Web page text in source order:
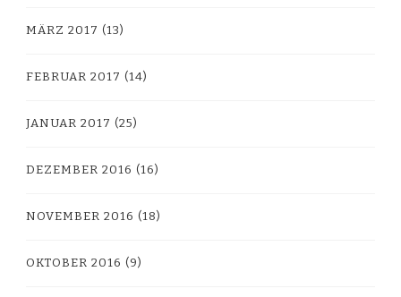
MÄRZ 2017 (13)
FEBRUAR 2017 (14)
JANUAR 2017 (25)
DEZEMBER 2016 (16)
NOVEMBER 2016 (18)
OKTOBER 2016 (9)